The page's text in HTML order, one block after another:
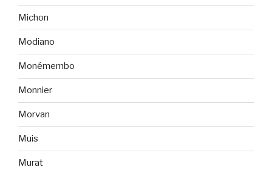
Michon
Modiano
Monémembo
Monnier
Morvan
Muis
Murat